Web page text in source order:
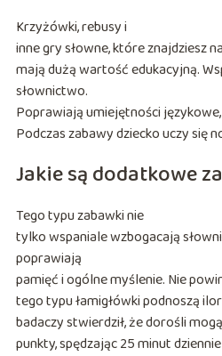
Krzyżówki, rebusy i
inne gry słowne, które znajdziesz na
mają dużą wartość edukacyjną.
słownictwo.
Poprawiają umiejętności
Podczas zabawy dziecko uczy się
Jakie są dodatkowe
Tego typu zabawki nie
tylko wspaniale wzbogacają
poprawiają
pamięć i ogólne myślenie. Nie
tego typu łamigłówki podnoszą
badaczy stwierdził, że dorośli
punkty, spędzając 25 minut